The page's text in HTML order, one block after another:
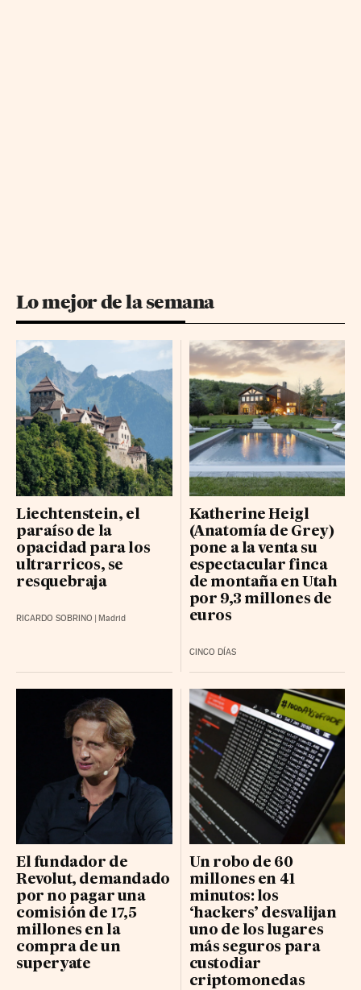
Lo mejor de la semana
Liechtenstein, el
paraíso de la
opacidad para los
ultrarricos, se
resquebraja
RICARDO SOBRINO | Madrid
Katherine Heigl
(Anatomía de Grey)
pone a la venta su
espectacular finca
de montaña en Utah
por 9,3 millones de
euros
CINCO DÍAS
El fundador de
Revolut, demandado
por no pagar una
comisión de 17,5
millones en la
compra de un
superyate
Un robo de 60
millones en 41
minutos: los
‘hackers’ desvalijan
uno de los lugares
más seguros para
custodiar
criptomonedas